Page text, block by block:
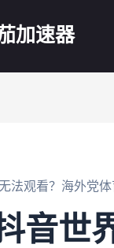
加速器
法观看？海外党
音世